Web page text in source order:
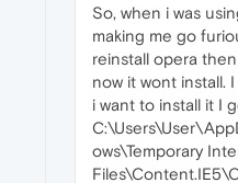
So, when i was
making me go
reinstall opera
now it wont install.
i want to install it I
ows\Temporary